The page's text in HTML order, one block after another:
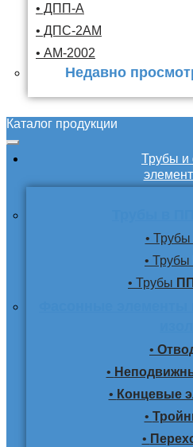
• ДПП-А
• ДПС-2АМ
• АМ-2002
Недавно
Каталог продукции
Трубы
• Трубы
• Трубы
• Трубы
•
•
• Концевые
•
•